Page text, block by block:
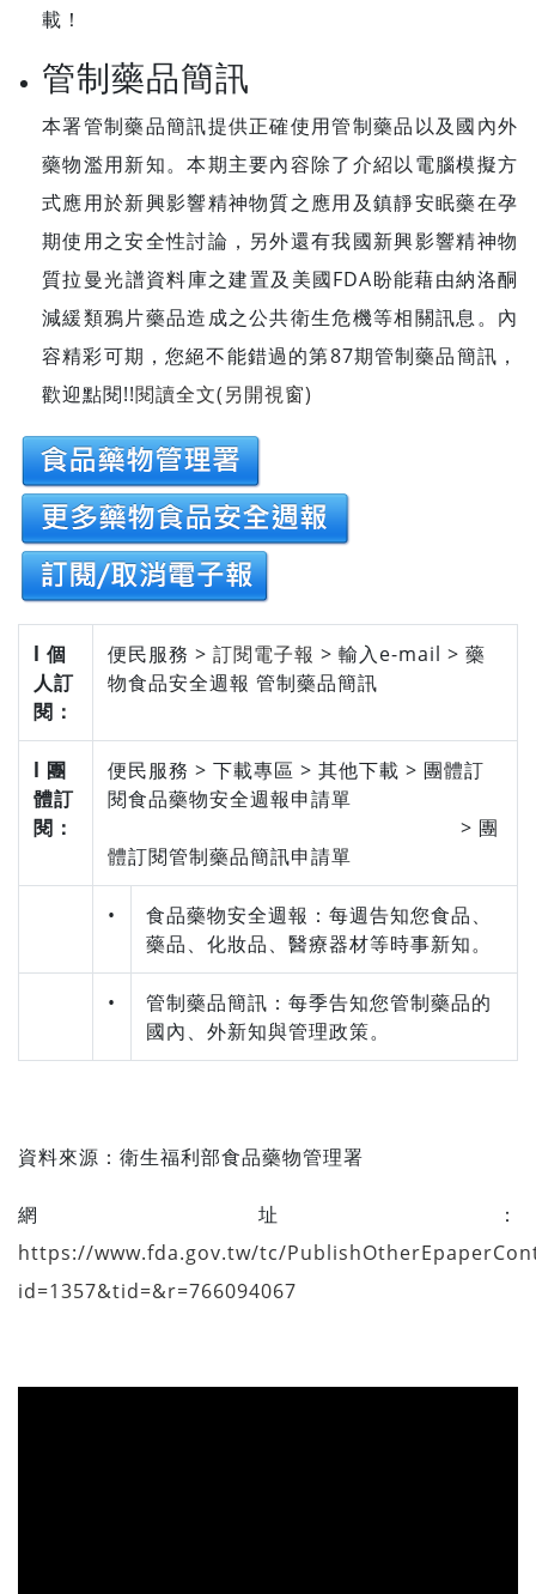
載！
管制藥品簡訊
本署管制藥品簡訊提供正確使用管制藥品以及國內外
藥物濫用新知。本期主要內容除了介紹以電腦模擬方
式應用於新興影響精神物質之應用及鎮靜安眠藥在孕
期使用之安全性討論，另外還有我國新興影響精神物
質拉曼光譜資料庫之建置及美國FDA盼能藉由納洛酮
減緩類鴉片藥品造成之公共衛生危機等相關訊息。內
容精彩可期，您絕不能錯過的第87期管制藥品簡訊，
歡迎點閱!!閱讀全文(另開視窗)
l 個
人訂
閱：
便民服務 > 訂閱電子報 > 輸入e-mail > 藥
物食品安全週報 管制藥品簡訊
l 團
體訂
閱：
便民服務 > 下載專區 > 其他下載 > 團體訂
閱食品藥物安全週報申請單
> 團
體訂閱管制藥品簡訊申請單
•
食品藥物安全週報：每週告知您食品、
藥品、化妝品、醫療器材等時事新知。
•
管制藥品簡訊：每季告知您管制藥品的
國內、外新知與管理政策。
資料來源： 衛生福利部食品藥物管理署
網址：
https://www.fda.gov.tw/tc/
id=1357&tid=&r=766094067